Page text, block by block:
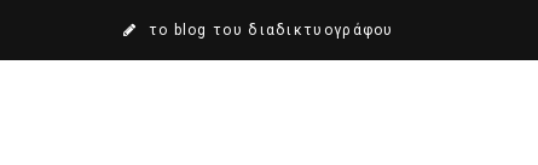
το blog του διαδικτυογράφου